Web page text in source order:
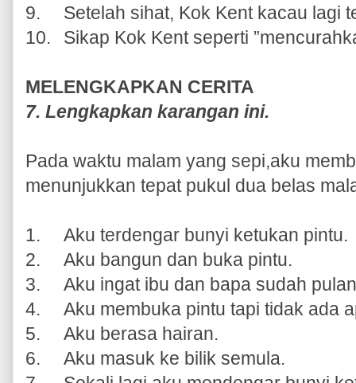
9.
Setelah sihat, Kok Kent kacau lagi
10.
Sikap Kok Kent seperti
MELENGKAPKAN CERITA
7. Lengkapkan karangan ini.
Pada waktu malam yang sepi,aku
menunjukkan tepat pukul dua belas
1.
Aku terdengar bunyi ketukan pintu.
2.
Aku bangun dan buka pintu.
3.
Aku ingat ibu dan bapa sudah
4.
Aku membuka pintu tapi tidak ada
5.
Aku berasa hairan.
6.
Aku masuk ke bilik semula.